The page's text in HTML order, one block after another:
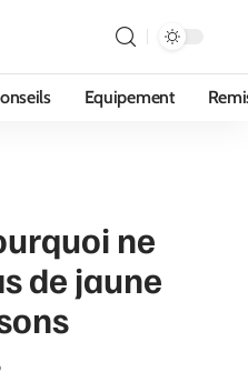
Equipement
ne
de jaune